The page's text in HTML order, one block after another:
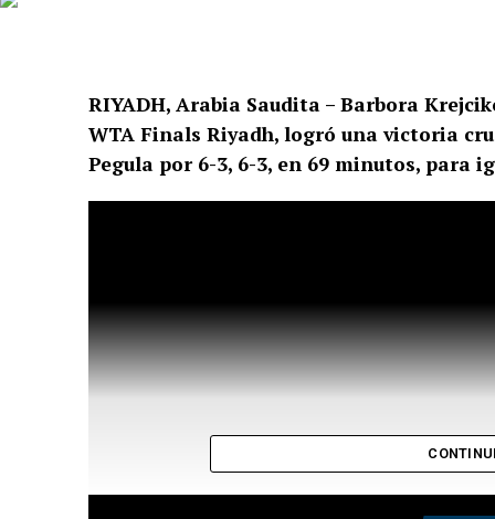
RIYADH, Arabia Saudita – Barbora
WTA Finals Riyadh, logró una victoria
Pegula por 6-3, 6-3, en 69 minutos, para